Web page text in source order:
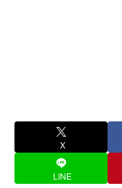
X
LINE